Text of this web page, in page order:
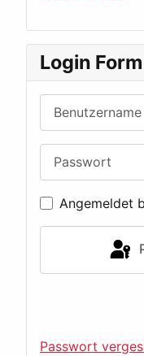
Login Form
Angemeldet
Passwort